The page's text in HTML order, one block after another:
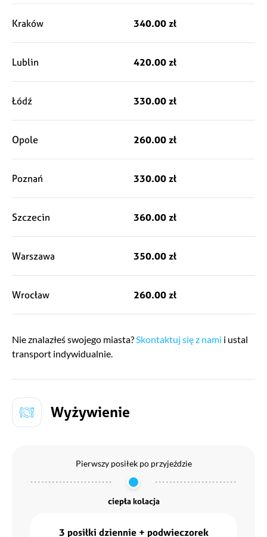
Kraków 340.00 zł
Lublin 420.00 zł
Łódź 330.00 zł
Opole 260.00 zł
Poznań 330.00 zł
Szczecin 360.00 zł
Warszawa 350.00 zł
Wrocław 260.00 zł
Nie znalazłeś swojego miasta? Skontaktuj się z nami i ustal
transport indywidualnie.
Wyżywienie
Pierwszy posiłek po przyjeździe
ciepła kolacja
3 posiłki dziennie + podwieczorek